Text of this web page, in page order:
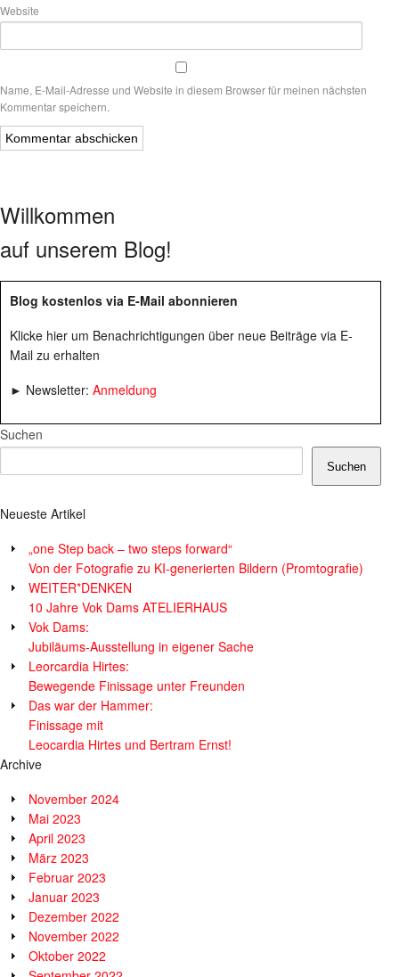
Website
Name, E-Mail-Adresse und Website in diesem Browser für meinen nächsten
Kommentar speichern.
Willkommen
auf unserem Blog!
Blog kostenlos via E-Mail abonnieren
Klicke hier um Benachrichtigungen über neue Beiträge via E-
Mail zu erhalten
► Newsletter: Anmeldung
Suchen
Suchen
Neueste Artikel
„one Step back – two steps forward“
Von der Fotografie zu KI-generierten Bildern (Promtografie)
WEITER*DENKEN
10 Jahre Vok Dams ATELIERHAUS
Vok Dams:
Jubiläums-Ausstellung in eigener Sache
Leorcardia Hirtes:
Bewegende Finissage unter Freunden
Das war der Hammer:
Finissage mit
Leocardia Hirtes und Bertram Ernst!
Archive
November 2024
Mai 2023
April 2023
März 2023
Februar 2023
Januar 2023
Dezember 2022
November 2022
Oktober 2022